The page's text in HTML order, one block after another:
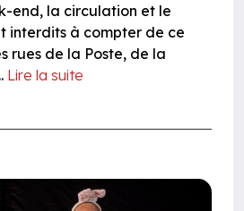
end, la circulation et le
interdits à compter de ce
rues de la Poste, de la
Lire la suite